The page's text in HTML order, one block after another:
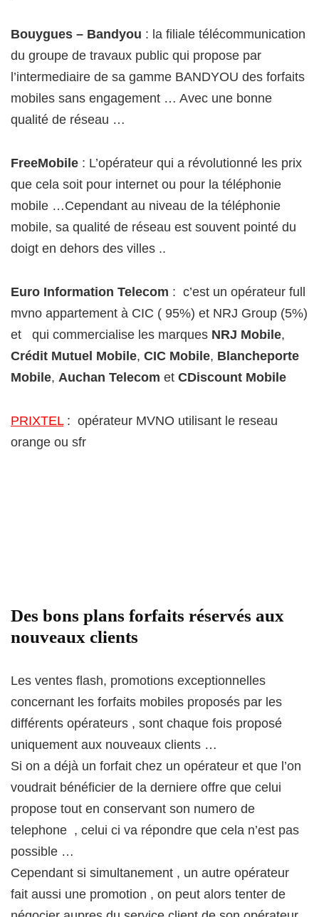
Bouygues – Bandyou : la filiale télécommunication
du groupe de travaux public qui propose par
l’intermediaire de sa gamme BANDYOU des forfaits
mobiles sans engagement … Avec une bonne
qualité de réseau …
FreeMobile : L’opérateur qui a révolutionné les prix
que cela soit pour internet ou pour la téléphonie
mobile …Cependant au niveau de la téléphonie
mobile, sa qualité de réseau est souvent pointé du
doigt en dehors des villes ..
Euro Information Telecom : c’est un opérateur full
mvno appartement à CIC ( 95%) et NRJ Group (5%)
et qui commercialise les marques NRJ Mobile,
Crédit Mutuel Mobile, CIC Mobile, Blancheporte
Mobile, Auchan Telecom et CDiscount Mobile
PRIXTEL: opérateur MVNO utilisant le reseau
orange ou sfr
Des bons plans forfaits réservés aux
nouveaux clients
Les ventes flash, promotions exceptionnelles
concernant les forfaits mobiles proposés par les
différents opérateurs , sont chaque fois proposé
uniquement aux nouveaux clients …
Si on a déjà un forfait chez un opérateur et que l’on
voudrait bénéficier de la derniere offre que celui
propose tout en conservant son numero de
telephone , celui ci va répondre que cela n’est pas
possible …
Cependant si simultanement , un autre opérateur
fait aussi une promotion , on peut alors tenter de